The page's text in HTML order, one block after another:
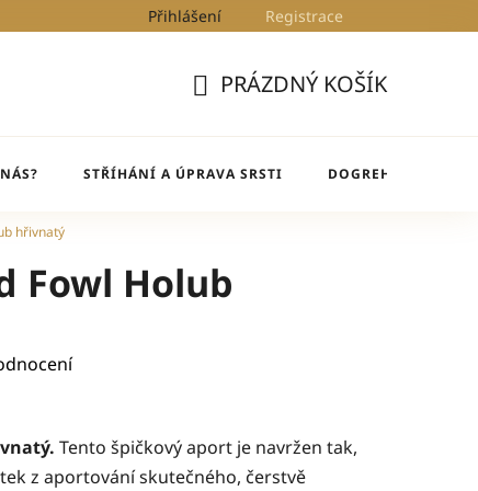
Blog DogRehab
Přihlášení Registrace
KOŠÍK
PRÁZDNÝ KOŠÍK
STŘÍHÁNÍ A ÚPRAVA SRSTI DOGREHAB
hřivnatý
Fowl Holub
Tento špičkový aport je navržen tak,
z aportování skutečného, čerstvě